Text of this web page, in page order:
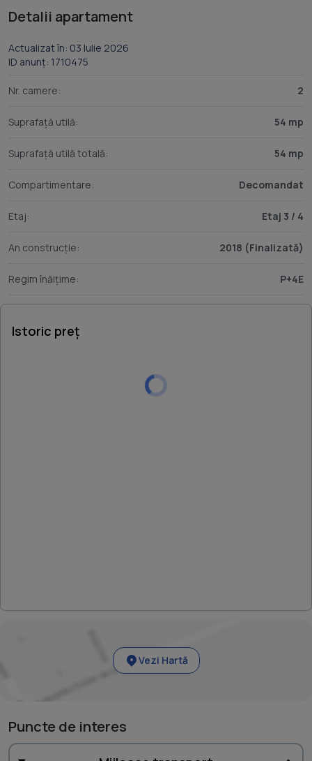
hipermarketuri, scoli, gradinite si alte facilitati necesare
unui stil de viata confortabil.O proprietate care imbina
perfect spatiul, confortul si accesibilitatea, intr-o zona
aflata in continua dezvoltare si foarte cautata. Va astept
Detalii apartament
Actualizat în: 03 Iulie 2026
ID anunț: 1710475
Nr. camere: 2
Suprafață utilă: 54 mp
Suprafață utilă totală: 54 mp
Compartimentare: Decomandat
Etaj: Etaj 3 / 4
An construcție: 2018 (Finalizată)
Regim înălțime: P+4E
Istoric preț
Vezi Hartă
Puncte de interes